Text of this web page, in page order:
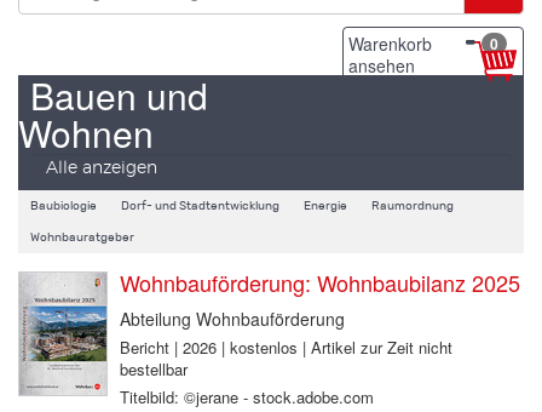
Warenkorb
ansehen
0
Bauen und
Wohnen
Alle anzeigen
Baubiologie Dorf- und Stadtentwicklung Energie Raumordnung
Wohnbauratgeber
Wohnbauförderung: Wohnbaubilanz 2025
Abteilung Wohnbauförderung
Bericht | 2026 | kostenlos | Artikel zur Zeit nicht
bestellbar
Titelbild: ©jerane - stock.adobe.com